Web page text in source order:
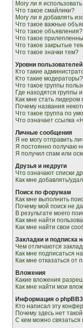
Могу ли я
Что такое смайлики?
Могу ли я добавлять
Что такое важные
Что такое объявления?
Что такое
Что такое закрытые
Что такое значки тем?
Уровни
Кто такие
Кто такие модераторы?
Что такое группы
Где находятся группы
Как мне стать лидером
Почему названия
Что такое группа по
Что означает ссылка
Личные сообщения
Я не могу отправить
Я постоянно получаю
Я получил спам или
Друзья и недруги
Что означают списки
Как мне добавлять/
Поиск по форумам
Как мне выполнить
Почему мой поиск не
В результате моего
Как мне найти
Как мне найти свои
Закладки и подписка
Чем отличаются
Как мне подписаться
Как мне отказаться от
Вложения
Какие вложения
Как мне найти мои
Информация о phpBB3
Кто написал эту
Почему здесь нет
С кем можно связаться